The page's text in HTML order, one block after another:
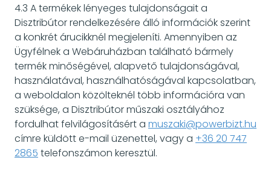
4.3 A termékek lényeges tulajdonságait a
Disztribútor rendelkezésére álló információk szerint
a konkrét árucikknél megjeleníti. Amennyiben az
Ügyfélnek a Webáruházban található bármely
termék minőségével, alapvető tulajdonságával,
használatával, használhatóságával kapcsolatban,
a weboldalon közölteknél több információra van
szüksége, a Disztribútor műszaki osztályához
fordulhat felvilágosításért a muszaki@powerbizt.hu
címre küldött e-mail üzenettel, vagy a +36 20 747
2865 telefonszámon keresztül.